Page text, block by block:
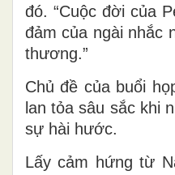
đó. “Cuộc đời của
đảm của ngài nhắc
thương.”
Chủ đề của buổi
lan tỏa sâu sắc khi
sự hài hước.
Lấy cảm hứng từ